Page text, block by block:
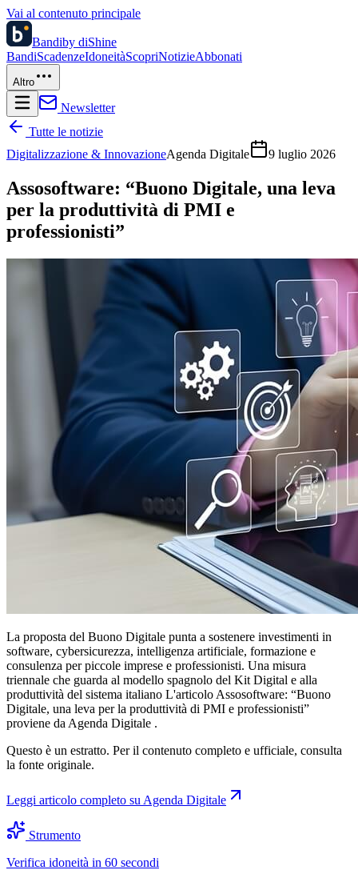
Vai al contenuto principale
Bandiby diShine
BandiScadenzeIdoneitàScopriNotizieAbbonati
Altro
Newsletter
Tutte le notizie
Digitalizzazione & InnovazioneAgenda Digitale 9 luglio 2026
Assosoftware: “Buono Digitale, una leva
per la produttività di PMI e
professionisti”
La proposta del Buono Digitale punta a sostenere investimenti in
software, cybersicurezza, intelligenza artificiale, formazione e
consulenza per piccole imprese e professionisti. Una misura
triennale che guarda al modello spagnolo del Kit Digital e alla
produttività del sistema italiano L'articolo Assosoftware: “Buono
Digitale, una leva per la produttività di PMI e professionisti”
proviene da Agenda Digitale .
Questo è un estratto. Per il contenuto completo e ufficiale, consulta
la fonte originale.
Leggi articolo completo su Agenda Digitale
Strumento
Verifica idoneità in 60 secondi